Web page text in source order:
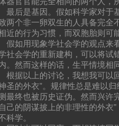
后是基因。假如科学家对于基
两个非一卵双生的人具备完全
近的行为习惯，而双胞胎则可
如用现象学社会学的观点来看
社会学的重新建构，可以将试
。然而这样的话，生平情境相
据以上的讨论，我想我可以回
圣的外衣”。规律性总是难以
最终也被历史证伪。然而兴许
己的阴谋披上的非理性的外衣
科学。